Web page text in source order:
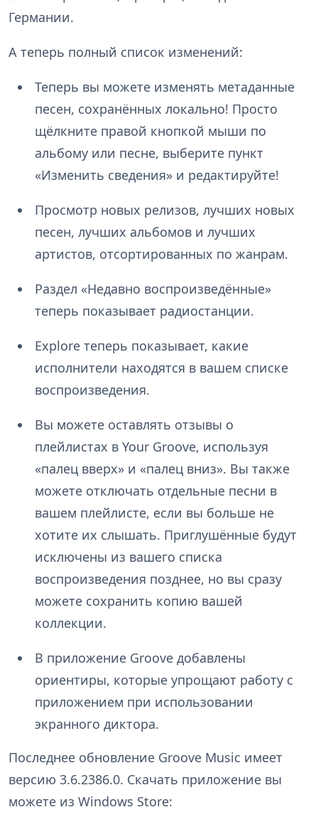
Германии.
А теперь полный список изменений:
Теперь вы можете изменять метаданные
песен, сохранённых локально! Просто
щёлкните правой кнопкой мыши по
альбому или песне, выберите пункт
«Изменить сведения» и редактируйте!
Просмотр новых релизов, лучших новых
песен, лучших альбомов и лучших
артистов, отсортированных по жанрам.
Раздел «Недавно воспроизведённые»
теперь показывает радиостанции.
Explore теперь показывает, какие
исполнители находятся в вашем списке
воспроизведения.
Вы можете оставлять отзывы о
плейлистах в Your Groove, используя
«палец вверх» и «палец вниз». Вы также
можете отключать отдельные песни в
вашем плейлисте, если вы больше не
хотите их слышать. Приглушённые будут
исключены из вашего списка
воспроизведения позднее, но вы сразу
можете сохранить копию вашей
коллекции.
В приложение Groove добавлены
ориентиры, которые упрощают работу с
приложением при использовании
экранного диктора.
Последнее обновление Groove Music имеет
версию 3.6.2386.0. Скачать приложение вы
можете из Windows Store: